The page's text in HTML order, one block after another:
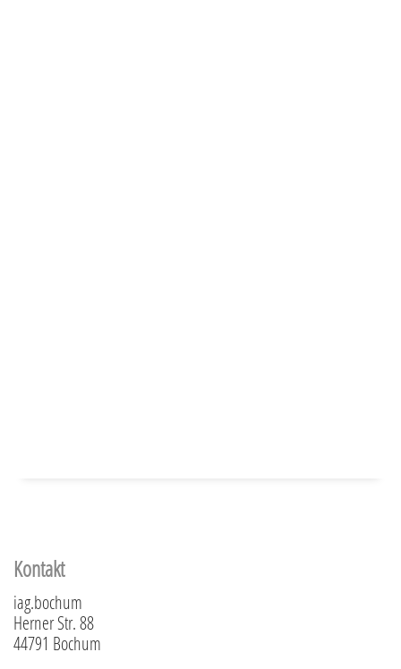
Kontakt
iag.bochum
Herner Str. 88
44791 Bochum